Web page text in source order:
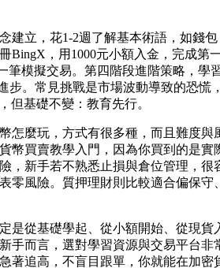
立，花1-2週了解基本術語，如錢
，用1000元小額入金，完成
模擬交易。第四階段進階策略，
。常見挑戰是市場波動導致的恐
但基礎不變：教育先行。
怎麼玩，方式有很多種，而且難度
買賣教學入門，因為你買到的是
，新手若不熟悉止損與倉位管理，
零風險。質押理財則比較適合偏保
是從基礎學起、從小額開始、從現
而言，選對學習資源與交易平台
追高，不盲目跟單，你就能在加密